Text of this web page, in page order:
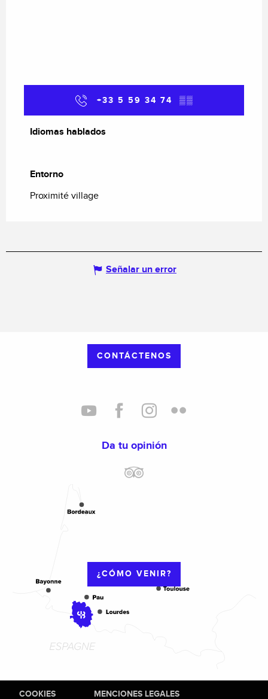
+33 5 59 34 74 ▒▒
Idiomas hablados
Idiomas hablados
Entorno
Entorno
Proximité village
Señalar un error
CONTÁCTENOS
Da tu opinión
¿CÓMO VENIR?
COOKIES MENCIONES LEGALES